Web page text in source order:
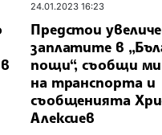
24.01.2023 16:23
Предстои
заплатите в
пощи“, съобщи
на транспорта и
съобщенията
Алексиев